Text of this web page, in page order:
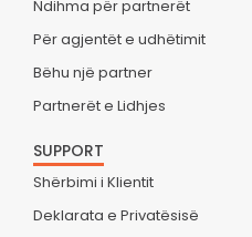
Ndihma për partnerët
Për agjentët e udhëtimit
Bëhu një partner
Partnerët e Lidhjes
SUPPORT
Shërbimi i Klientit
Deklarata e Privatësisë